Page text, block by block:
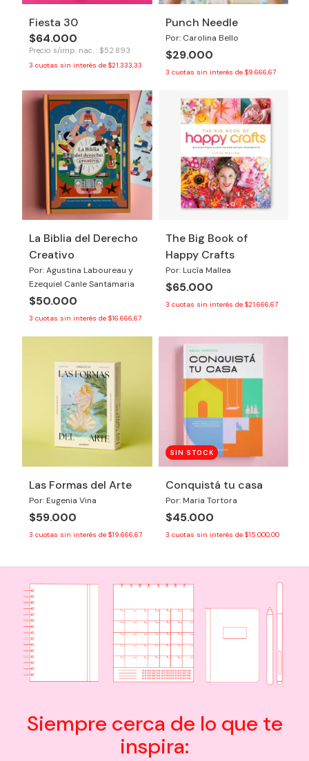
Fiesta 30
$64.000
Precio s/imp. nac. : $52.893
3 cuotas sin interés de $21.333,33
Punch Needle
Por: Carolina Bello
$29.000
3 cuotas sin interés de $9.666,67
La Biblia del Derecho
Creativo
Por: Agustina Laboureau y
Ezequiel Canle Santamaria
$50.000
3 cuotas sin interés de $16.666,67
The Big Book of
Happy Crafts
Por: Lucía Mallea
$65.000
3 cuotas sin interés de $21.666,67
Las Formas del Arte
Por: Eugenia Vina
$59.000
3 cuotas sin interés de $19.666,67
SIN STOCK
Conquistá tu casa
Por: Maria Tortora
$45.000
3 cuotas sin interés de $15.000,00
Siempre cerca de lo que te
inspira: